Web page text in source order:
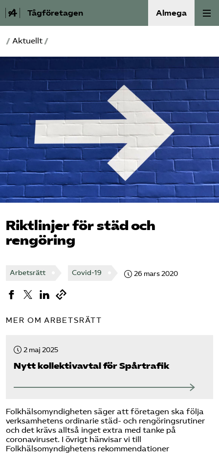
Tågföretagen Almega
Aktuellt
Reformagenda för järnvägen
Aktiviteter
Om oss
Kontakt
Mina sidor (almega.se)
Bli medlem
Sök på tagforetagen.se
/ Aktuellt /
Riktlinjer för städ och
rengöring
Arbetsrätt Covid-19 26 mars 2020
MER OM ARBETSRÄTT
2 maj 2025
Nytt kollektivavtal för Spårtrafik
Folkhälsomyndigheten säger att företagen ska följa
verksamhetens ordinarie städ- och rengöringsrutiner
och det krävs alltså inget extra med tanke på
coronaviruset. I övrigt hänvisar vi till
Folkhälsomyndighetens rekommendationer